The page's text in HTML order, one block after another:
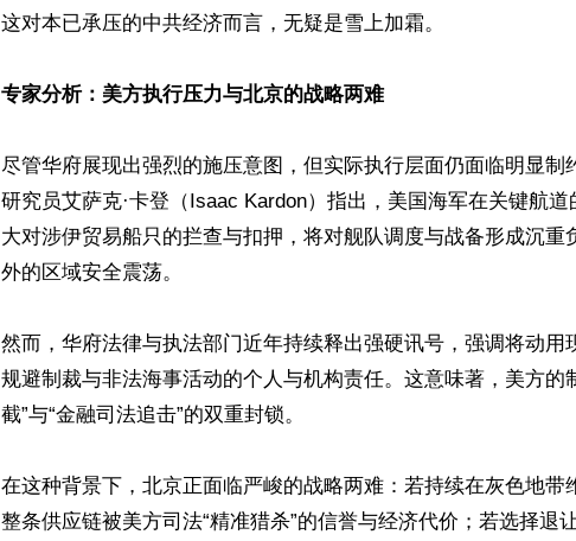
这对本已承压的中共经济而言，无疑是雪上加霜。
专家分析：美方执行压力与北京的战略两难
尽管华府展现出强烈的施压意图，但实际执行层面仍面临明显制
研究员艾萨克·卡登（Isaac Kardon）指出，美国海军在关键航
大对涉伊贸易船只的拦查与扣押，将对舰队调度与战备形成沉重
外的区域安全震荡。
然而，华府法律与执法部门近年持续释出强硬讯号，强调将动用
规避制裁与非法海事活动的个人与机构责任。这意味著，美方的
截”与“金融司法追击”的双重封锁。
在这种背景下，北京正面临严峻的战略两难：若持续在灰色地带
整条供应链被美方司法“精准猎杀”的信誉与经济代价；若选择退